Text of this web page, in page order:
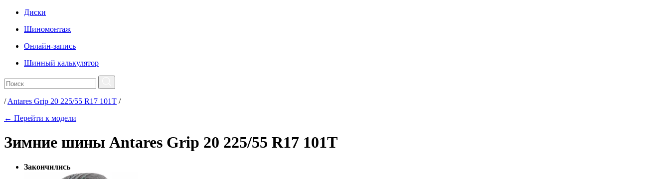
Диски
Шиномонтаж
Онлайн-запись
Шинный калькулятор
/Antares Grip 20 225/55 R17 101T /
← Перейти к модели
Зимние шины Antares Grip 20 225/55 R17 101T
Закончились